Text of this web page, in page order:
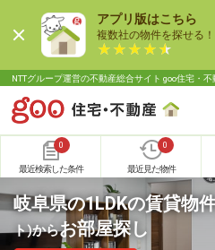
アプリ版はこちら
複数社の物件を探せる！
NTTグループ運営の不動産総合サイト goo住宅・不
0
最近検索した条件
0
最近見た物件
岐阜県の1LDKの賃貸物
ト)からお部屋探し